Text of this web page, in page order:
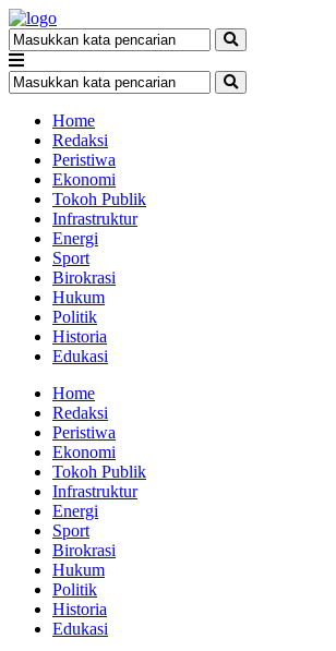
Home
Redaksi
Peristiwa
Ekonomi
Tokoh Publik
Infrastruktur
Energi
Sport
Birokrasi
Hukum
Politik
Historia
Edukasi
Home
Redaksi
Peristiwa
Ekonomi
Tokoh Publik
Infrastruktur
Energi
Sport
Birokrasi
Hukum
Politik
Historia
Edukasi